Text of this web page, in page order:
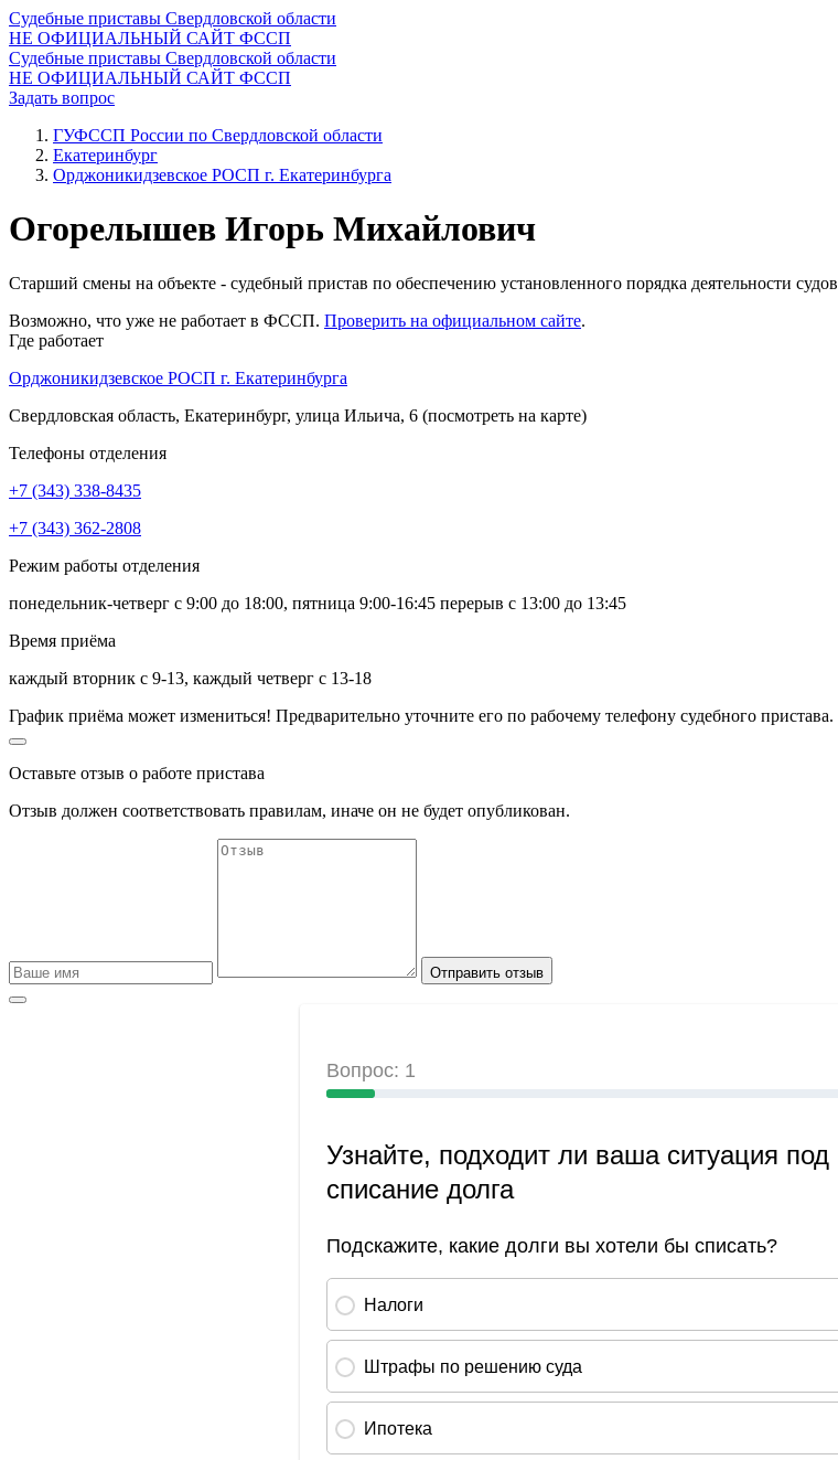
Судебные приставы Свердловской области
НЕ ОФИЦИАЛЬНЫЙ САЙТ ФССП
Судебные приставы Свердловской области
НЕ ОФИЦИАЛЬНЫЙ САЙТ ФССП
Задать вопрос
ГУФССП России по Свердловской области
Екатеринбург
Орджоникидзевское РОСП г. Екатеринбурга
Огорелышев Игорь Михайлович
Старший смены на объекте - судебный пристав по обеспечению установленного порядка деятельности судов
Возможно, что уже не работает в ФССП. Проверить на официальном сайте.
Где работает
Орджоникидзевское РОСП г. Екатеринбурга
Свердловская область, Екатеринбург, улица Ильича, 6 (посмотреть на карте)
Телефоны отделения
+7 (343) 338-8435
+7 (343) 362-2808
Режим работы отделения
понедельник-четверг с 9:00 до 18:00, пятница 9:00-16:45 перерыв с 13:00 до 13:45
Время приёма
каждый вторник с 9-13, каждый четверг с 13-18
График приёма может измениться! Предварительно уточните его по рабочему телефону судебного пристава.
Оставьте отзыв о работе пристава
Отзыв должен соответствовать правилам, иначе он не будет опубликован.
Отправить отзыв